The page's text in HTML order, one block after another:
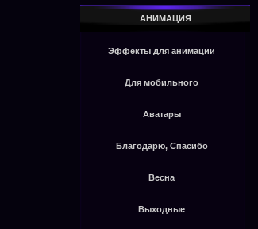
АНИМАЦИЯ
Эффекты для анимации
Для мобильного
Аватары
Благодарю, Спасибо
Весна
Выходные